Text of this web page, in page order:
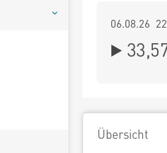
06.08.26
Übersicht